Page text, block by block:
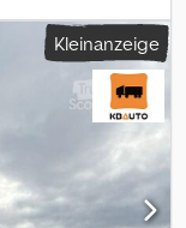
mm, Gesamthöhe:
Aufbau: Koffer
mm) Baujahr:
mm Gewichte:
Luftfederung
Akwock
Kleinanzeige